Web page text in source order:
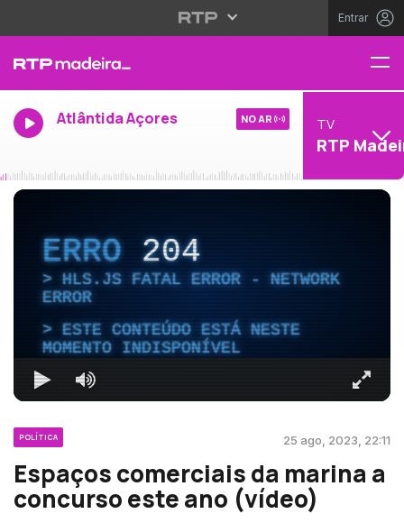
Entrar
Atlântida Açores NO AR TV
RTP
ERRO204
HLS.JS FATAL ERROR - NETWORK
ERROR
ESTE CONTEÚDO ESTÁ NESTE
MOMENTO INDISPONÍVEL
POLÍTICA 25 ago, 2023, 22:11
Espaços comerciais da marina a
concurso este ano (vídeo)